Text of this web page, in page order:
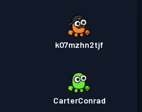
k07mzhn2tjf
CarterConrad